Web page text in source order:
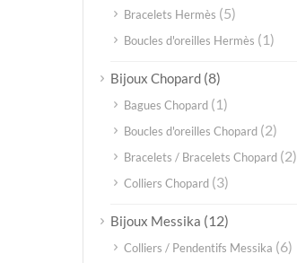
Bracelets Hermès (5)
Boucles d'oreilles Hermès (1)
Bijoux Chopard (8)
Bagues Chopard (1)
Boucles d'oreilles Chopard (2)
Bracelets / Bracelets Chopard (2)
Colliers Chopard (3)
Bijoux Messika (12)
Colliers / Pendentifs Messika (6)